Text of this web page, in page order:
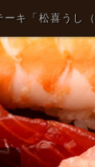
キ「松喜うし（